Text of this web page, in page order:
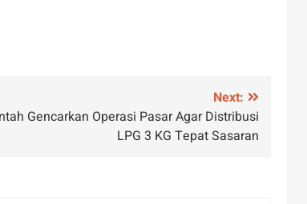
Next:
Gencarkan Operasi Pasar Agar Distribusi
LPG 3 KG Tepat Sasaran